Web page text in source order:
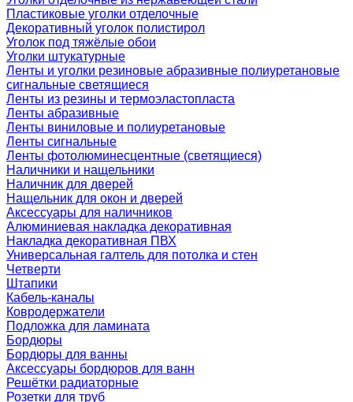
Пластиковые уголки отделочные
Декоративный уголок полистирол
Уголок под тяжёлые обои
Уголки штукатурные
Ленты и уголки резиновые абразивные полиуретановые
сигнальные светящиеся
Ленты из резины и термоэластопласта
Ленты абразивные
Ленты виниловые и полиуретановые
Ленты сигнальные
Ленты фотолюминесцентные (светящиеся)
Наличники и нащельники
Наличник для дверей
Нащельник для окон и дверей
Аксессуары для наличников
Алюминиевая накладка декоративная
Накладка декоративная ПВХ
Универсальная галтель для потолка и стен
Четверти
Штапики
Кабель-каналы
Ковродержатели
Подложка для ламината
Бордюры
Бордюры для ванны
Аксессуары бордюров для ванн
Решётки радиаторные
Розетки для труб